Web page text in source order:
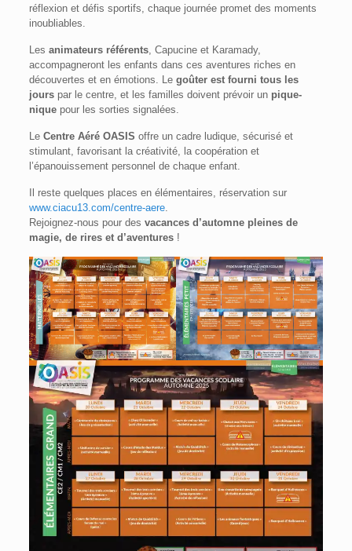
réflexion et défis sportifs, chaque journée promet des moments
inoubliables.
Les animateurs référents, Capucine et Karamady,
accompagneront les enfants dans ces aventures riches en
découvertes et en émotions. Le goûter est fourni tous les
jourspar le centre, et les familles doivent prévoir un pique-
niquepour les sorties signalées.
Le Centre Aéré OASIS offre un cadre ludique, sécurisé et
stimulant, favorisant la créativité, la coopération et
l’épanouissement personnel de chaque enfant.
Il reste quelques places en élémentaires, réservation sur
www.ciacu13.com/centre-aere.
Rejoignez-nous pour des vacances d’automne pleines de
magie, de rires et d’aventures!